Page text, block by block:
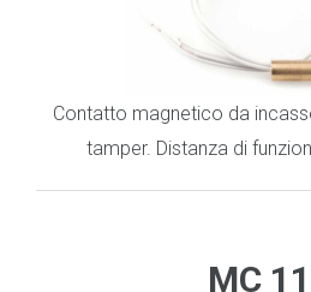
Contatto magnetico da
tamper. Distanza di
MC